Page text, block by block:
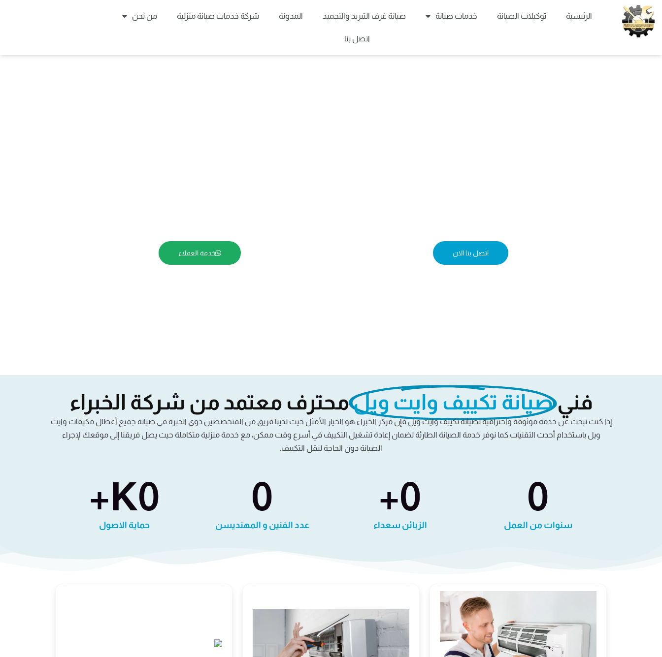
تخطي
إلى
المحتوى
الرئيسية توكيلات الصيانة خدمات صيانة صيانة غرف التبريد والتجميد المدونة شركة خدمات صيانة منزلية من نحن
اتصل بنا
اتصل بنا الان خدمة العملاء
فنيصيانة تكييف وايت ويلمحترف معتمد من شركة الخبراء
إذا كنت تبحث عن خدمة موثوقة واحترافية لصيانة تكييف وايت ويل فإن مركز الخبراء هو الخيار الأمثل حيث لدينا فريق من المتخصصين ذوي الخبرة في صيانة جميع أعطال مكيفات وايت
ويل باستخدام أحدث التقنيات.كما نوفر خدمة الصيانة الطارئة لضمان إعادة تشغيل التكييف في أسرع وقت ممكن، مع خدمة منزلية متكاملة حيث يصل فريقنا إلى موقعك لإجراء
الصيانة دون الحاجة لنقل التكييف.
سنوات من العمل
0
الزبائن سعداء
0
+
عدد الفنين و المهنديسن
0
حماية الاصول
0
K+